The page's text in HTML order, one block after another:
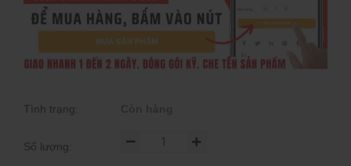
Tình trạng:
Số lượng: